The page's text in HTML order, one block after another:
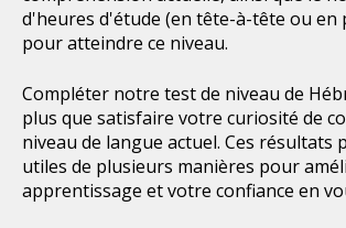
d'heures d'étude (en tête-à-tête ou en
pour atteindre ce niveau.
Compléter notre test de niveau de
plus que satisfaire votre curiosité de
niveau de langue actuel. Ces résultats
utiles de plusieurs manières pour
apprentissage et votre confiance en